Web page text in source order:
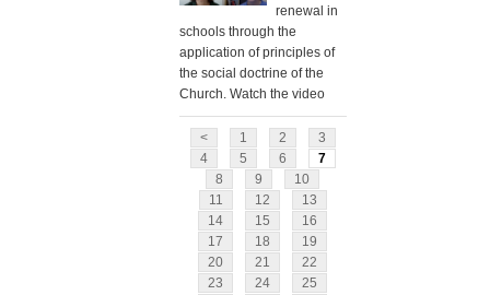
renewal in
schools through the
application of principles of
the social doctrine of the
Church. Watch the video
< 1 2
3
4
5 6
7
8
9
10
11
12
13
14
15
16
17
18
19
20
21
22
23
24
25